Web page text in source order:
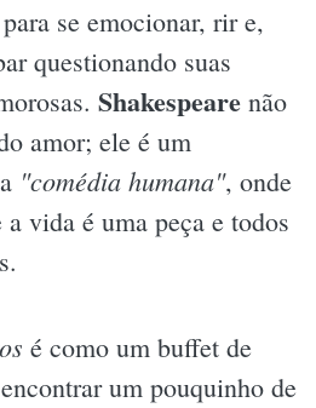
se emocionar, rir e,
questionando suas
Shakespeare não
amor; ele é um
"comédia humana", onde
vida é uma peça e todos
é como um buffet de
um pouquinho de